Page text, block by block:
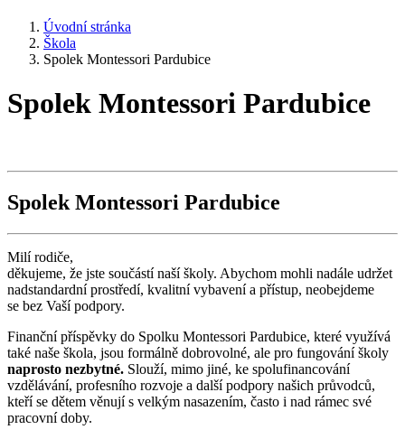
Úvodní stránka
Škola
Spolek Montessori Pardubice
Spolek Montessori Pardubice
Spolek Montessori Pardubice
Milí rodiče,
děkujeme, že jste součástí naší školy. Abychom mohli nadále udržet
nadstandardní prostředí, kvalitní vybavení a přístup, neobejdeme
se bez Vaší podpory.
Finanční příspěvky do Spolku Montessori Pardubice, které využívá
také naše škola, jsou formálně dobrovolné, ale pro fungování školy
naprosto nezbytné. Slouží, mimo jiné, ke spolufinancování
vzdělávání, profesního rozvoje a další podpory našich průvodců,
kteří se dětem věnují s velkým nasazením, často i nad rámec své
pracovní doby.